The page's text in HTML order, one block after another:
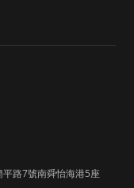
路7號南舜怡海港5座